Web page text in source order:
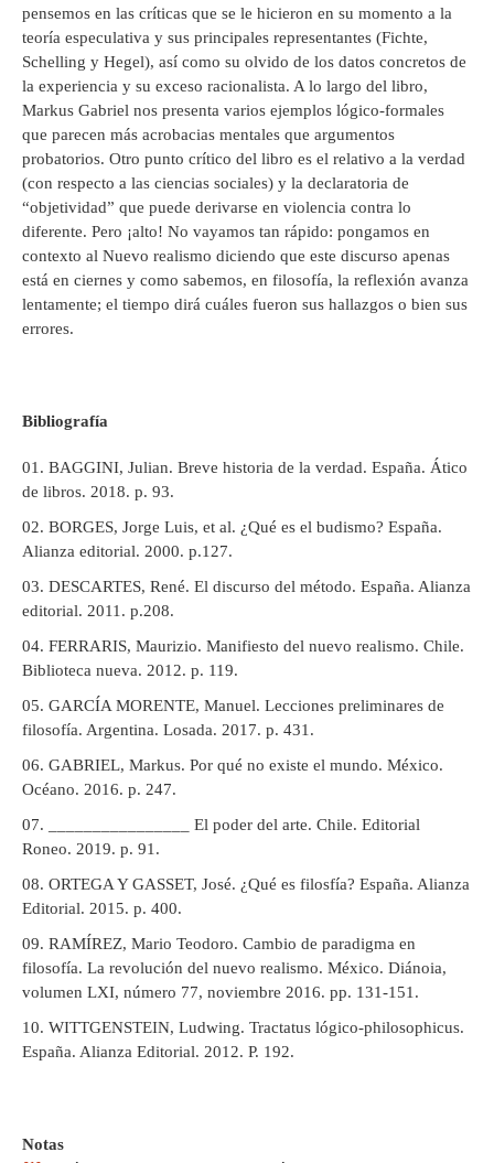
pensemos en las críticas que se le hicieron en su momento a la
teoría especulativa y sus principales representantes (Fichte,
Schelling y Hegel), así como su olvido de los datos concretos de
la experiencia y su exceso racionalista. A lo largo del libro,
Markus Gabriel nos presenta varios ejemplos lógico-formales
que parecen más acrobacias mentales que argumentos
probatorios. Otro punto crítico del libro es el relativo a la verdad
(con respecto a las ciencias sociales) y la declaratoria de
“objetividad” que puede derivarse en violencia contra lo
diferente. Pero ¡alto! No vayamos tan rápido: pongamos en
contexto al Nuevo realismo diciendo que este discurso apenas
está en ciernes y como sabemos, en filosofía, la reflexión avanza
lentamente; el tiempo dirá cuáles fueron sus hallazgos o bien sus
errores.
Bibliografía
BAGGINI, Julian. Breve historia de la verdad. España. Ático
de libros. 2018. p. 93.
BORGES, Jorge Luis, et al. ¿Qué es el budismo? España.
Alianza editorial. 2000. p.127.
DESCARTES, René. El discurso del método. España. Alianza
editorial. 2011. p.208.
FERRARIS, Maurizio. Manifiesto del nuevo realismo. Chile.
Biblioteca nueva. 2012. p. 119.
GARCÍA MORENTE, Manuel. Lecciones preliminares de
filosofía. Argentina. Losada. 2017. p. 431.
GABRIEL, Markus. Por qué no existe el mundo. México.
Océano. 2016. p. 247.
________________ El poder del arte. Chile. Editorial
Roneo. 2019. p. 91.
ORTEGA Y GASSET, José. ¿Qué es filosfía? España. Alianza
Editorial. 2015. p. 400.
RAMÍREZ, Mario Teodoro. Cambio de paradigma en
filosofía. La revolución del nuevo realismo. México. Diánoia,
volumen LXI, número 77, noviembre 2016. pp. 131-151.
WITTGENSTEIN, Ludwing. Tractatus lógico-philosophicus.
España. Alianza Editorial. 2012. P. 192.
Notas